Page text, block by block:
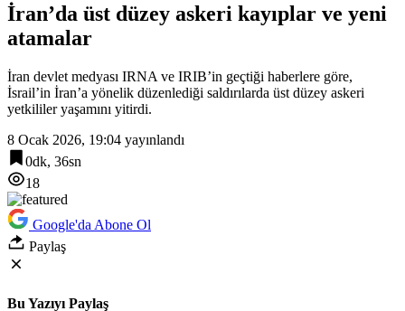
İran’da üst düzey askeri kayıplar ve yeni
atamalar
İran devlet medyası IRNA ve IRIB’in geçtiği haberlere göre,
İsrail’in İran’a yönelik düzenlediği saldırılarda üst düzey askeri
yetkililer yaşamını yitirdi.
8 Ocak 2026, 19:04 yayınlandı
0dk, 36sn
18
Google'da Abone Ol
Paylaş
Bu Yazıyı Paylaş